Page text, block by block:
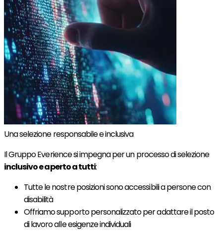
Una selezione responsabile e inclusiva
Il Gruppo Everience si impegna per un processo di selezione
inclusivo e aperto a tutti:
Tutte le nostre posizioni sono accessibili a persone con
disabilità
Offriamo supporto personalizzato per adattare il posto
di lavoro alle esigenze individuali